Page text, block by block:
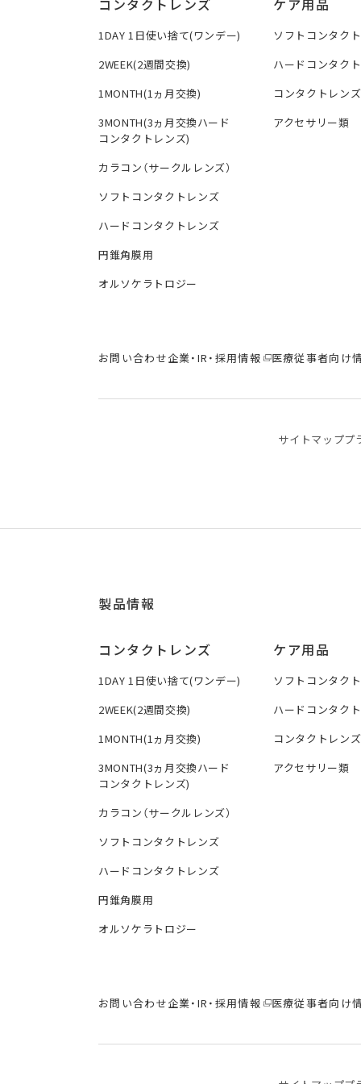
コンタクトレンズ
1DAY 1日使い捨て(ワンデー)
2WEEK(2週間交換)
1MONTH(1ヵ月交換)
3MONTH(3ヵ月交換ハード
コンタクトレンズ)
カラコン（サークルレンズ）
ソフトコンタクトレンズ
ハードコンタクトレンズ
円錐角膜用
オルソケラトロジー
ケア用品
ソフトコンタク
ハードコンタク
コンタクトレン
アクセサリー類
お問い合わせ企業・IR・採用情報 医療従事者向け
サイトマッププ
製品情報
コンタクトレンズ
1DAY 1日使い捨て(ワンデー)
2WEEK(2週間交換)
1MONTH(1ヵ月交換)
3MONTH(3ヵ月交換ハード
コンタクトレンズ)
カラコン（サークルレンズ）
ソフトコンタクトレンズ
ハードコンタクトレンズ
円錐角膜用
オルソケラトロジー
ケア用品
ソフトコンタク
ハードコンタク
コンタクトレン
アクセサリー類
お問い合わせ企業・IR・採用情報 医療従事者向け